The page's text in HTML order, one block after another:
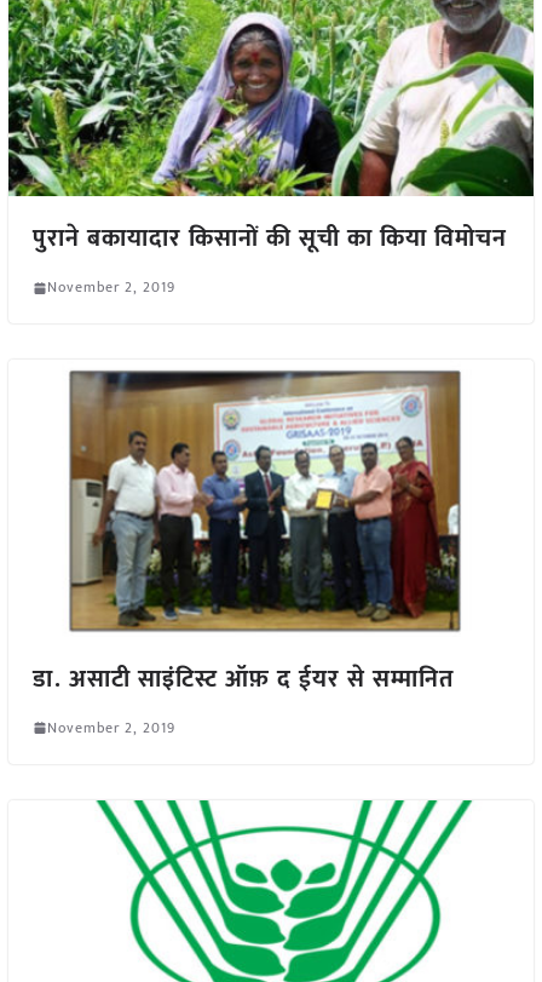
पुराने बकायादार किसानों की सूची का किया विमोचन
November 2, 2019
डा. असाटी साइंटिस्ट ऑफ़ द ईयर से सम्मानित
November 2, 2019